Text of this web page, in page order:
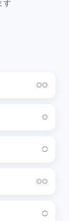
す
◎◎
◎
◯
◎◎
◯